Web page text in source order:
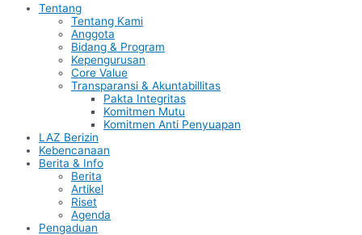
Tentang
Tentang Kami
Anggota
Bidang & Program
Kepengurusan
Core Value
Transparansi & Akuntabillitas
Pakta Integritas
Komitmen Mutu
Komitmen Anti Penyuapan
LAZ Berizin
Kebencanaan
Berita & Info
Berita
Artikel
Riset
Agenda
Pengaduan